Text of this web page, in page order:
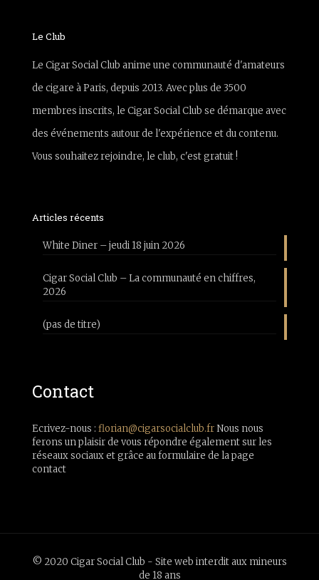
Le Club
Le Cigar Social Club anime une communauté d'amateurs
de cigare à Paris, depuis 2013. Avec plus de 3500
membres inscrits, le Cigar Social Club se démarque avec
des événements autour de l'expérience et du contenu.
Vous souhaitez rejoindre, le club, c'est gratuit !
Articles récents
White Diner – jeudi 18 juin 2026
Cigar Social Club – La communauté en chiffres,
2026
(pas de titre)
Contact
Ecrivez-nous : florian@cigarsocialclub.frNous nous
ferons un plaisir de vous répondre également sur les
réseaux sociaux et grâce au formulaire de la page
contact
© 2020 Cigar Social Club - Site web interdit aux mineurs
de 18 ans